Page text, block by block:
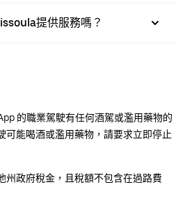
提供服務嗎？
的職業駕駛有任何酒駕或濫用藥物的
可能喝酒或濫用藥物，請要求立即停止
州政府稅金，且稅額不包含在過路費